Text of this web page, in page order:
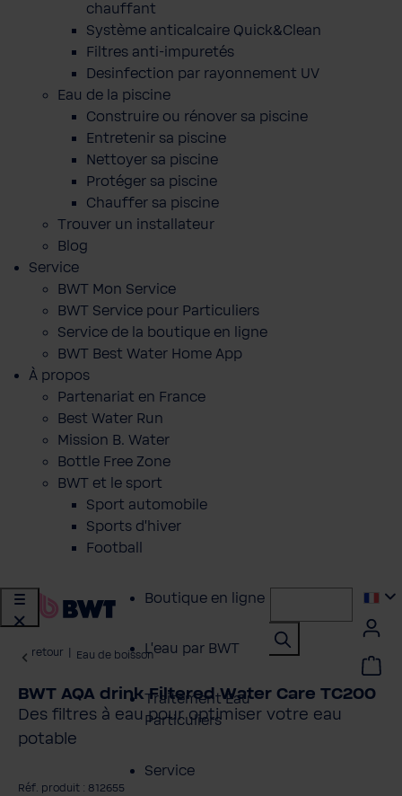
chauffant
Système anticalcaire Quick&Clean
Filtres anti-impuretés
Desinfection par rayonnement UV
Eau de la piscine
Construire ou rénover sa piscine
Entretenir sa piscine
Nettoyer sa piscine
Protéger sa piscine
Chauffer sa piscine
Trouver un installateur
Blog
Service
BWT Mon Service
BWT Service pour Particuliers
Service de la boutique en ligne
BWT Best Water Home App
À propos
Partenariat en France
Best Water Run
Mission B. Water
Bottle Free Zone
BWT et le sport
Sport automobile
Sports d'hiver
Football
Boutique en ligne
L'eau par BWT
Traitement Eau
Particuliers
Service
retour Eau de boisson
BWT AQA drink Filtered Water Care TC200
Des filtres à eau pour optimiser votre eau
potable
Réf. produit : 812655